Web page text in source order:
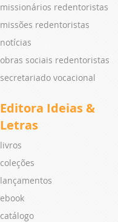
missionários redentoristas
missões redentoristas
notícias
obras sociais redentoristas
secretariado vocacional
Editora Ideias &
Letras
livros
coleções
lançamentos
ebook
catálogo